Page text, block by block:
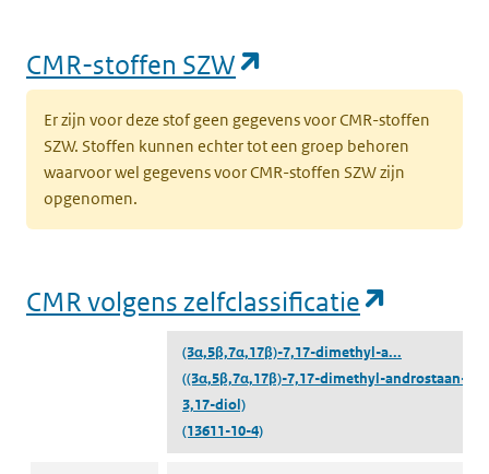
CMR-stoffen SZW
Er zijn voor deze stof geen gegevens voor CMR-stoffen
SZW. Stoffen kunnen echter tot een groep behoren
waarvoor wel gegevens voor CMR-stoffen SZW zijn
opgenomen.
CMR volgens zelfclassificatie
(3α,5β,7α,17β)-7,17-dimethyl-a...
((3α,5β,7α,17β)-7,17-dimethyl-androstaan-
3,17-diol)
(13611-10-4)